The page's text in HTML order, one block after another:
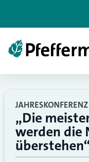
„Die
werden die